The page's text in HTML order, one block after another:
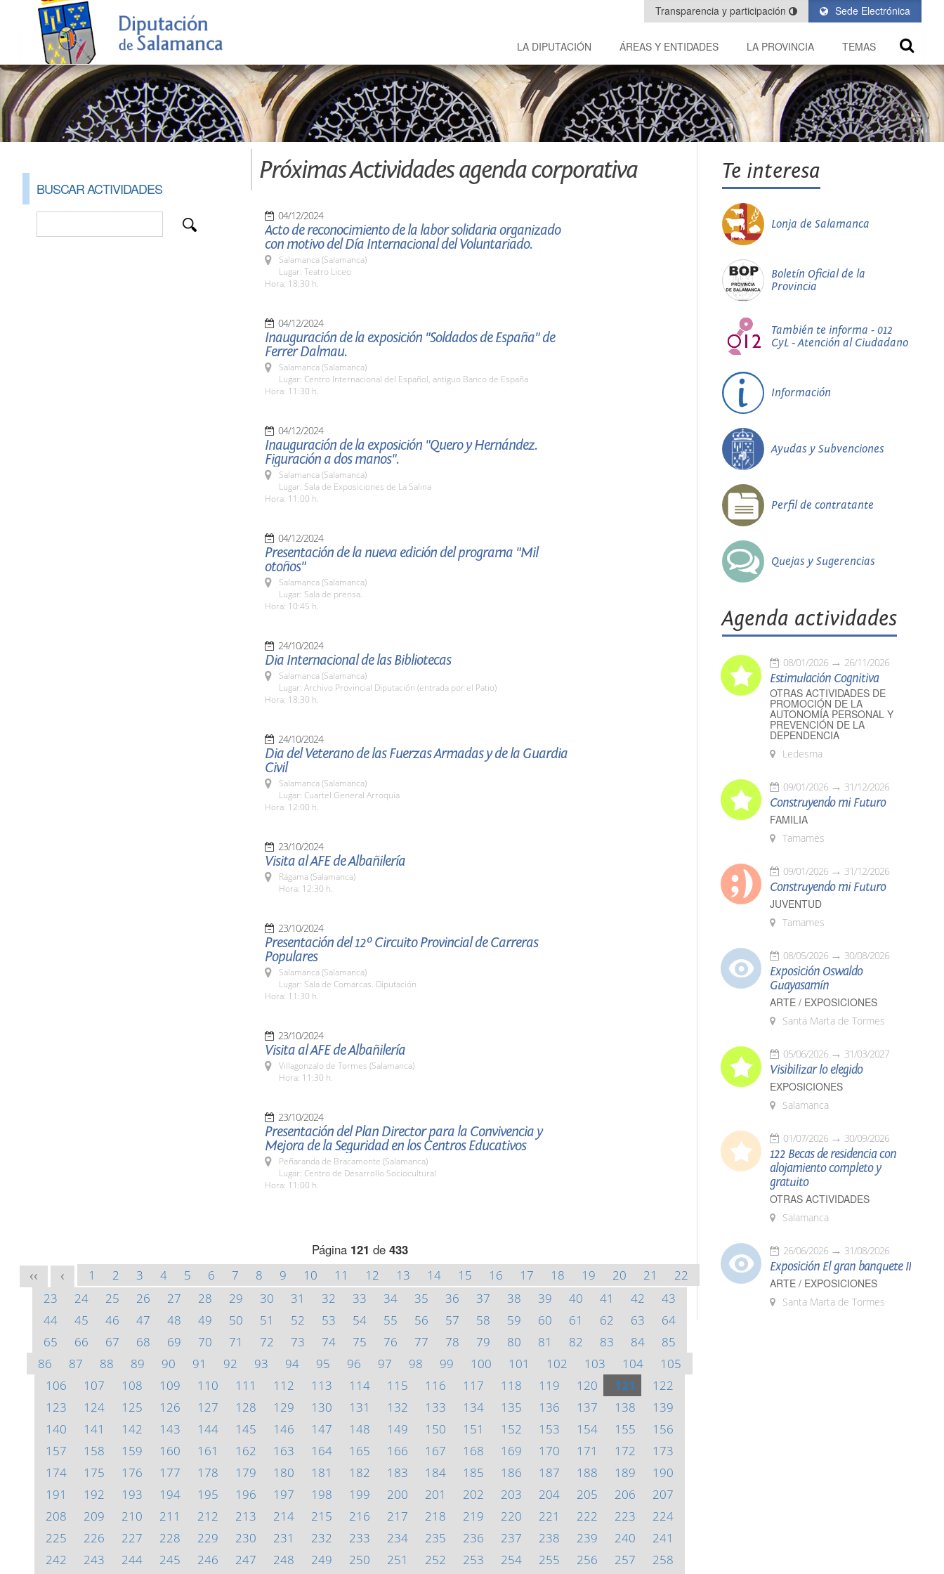
Sede Electrónica
Transparencia y participación
LA DIPUTACIÓN ÁREAS Y ENTIDADES LA PROVINCIA TEMAS
BUSCAR ACTIVIDADES
Próximas Actividades agenda corporativa
04/12/2024
Acto de reconocimiento de la labor solidaria organizado
con motivo del Día Internacional del Voluntariado.
Salamanca (Salamanca)
Lugar: Teatro Liceo
Hora: 18:30 h.
04/12/2024
Inauguración de la exposición "Soldados de España" de
Ferrer Dalmau.
Salamanca (Salamanca)
Lugar: Centro Internacional del Español, antiguo Banco de España
Hora: 11:30 h.
04/12/2024
Inauguración de la exposición "Quero y Hernández.
Figuración a dos manos".
Salamanca (Salamanca)
Lugar: Sala de Exposiciones de La Salina
Hora: 11:00 h.
04/12/2024
Presentación de la nueva edición del programa "Mil
otoños"
Salamanca (Salamanca)
Lugar: Sala de prensa.
Hora: 10:45 h.
24/10/2024
Dia Internacional de las Bibliotecas
Salamanca (Salamanca)
Lugar: Archivo Provincial Diputación (entrada por el Patio)
Hora: 18:30 h.
24/10/2024
Dia del Veterano de las Fuerzas Armadas y de la Guardia
Civil
Salamanca (Salamanca)
Lugar: Cuartel General Arroquia
Hora: 12:00 h.
23/10/2024
Visita al AFE de Albañilería
Rágama (Salamanca)
Hora: 12:30 h.
23/10/2024
Presentación del 12º Circuito Provincial de Carreras
Populares
Salamanca (Salamanca)
Lugar: Sala de Comarcas. Diputación
Hora: 11:30 h.
23/10/2024
Visita al AFE de Albañilería
Villagonzalo de Tormes (Salamanca)
Hora: 11:30 h.
23/10/2024
Presentación del Plan Director para la Convivencia y
Mejora de la Seguridad en los Centros Educativos
Peñaranda de Bracamonte (Salamanca)
Lugar: Centro de Desarrollo Sociocultural
Hora: 11:00 h.
Página 121 de 433
<< < 1 2 3 4 5 6 7 8 9 10 11 12 13 14 15 16 17 18 19 20 21
22
23
24 25 26 27 28 29 30 31 32 33 34 35 36 37 38 39 40 41 42
43
44
45 46 47 48 49 50 51 52 53 54 55 56 57 58 59 60 61 62 63
64
65
66 67 68 69 70 71 72 73 74 75 76 77 78 79 80 81 82 83 84
85
86
87 88 89 90 91 92 93 94 95 96 97 98 99 100 101 102 103 104
105
106
107 108 109 110 111 112 113 114 115 116 117 118 119 120 121
122
123
124 125 126 127 128 129 130 131 132 133 134 135 136 137 138
139
140
141 142 143 144 145 146 147 148 149 150 151 152 153 154 155
156
157
158 159 160 161 162 163 164 165 166 167 168 169 170 171 172
173
174
175 176 177 178 179 180 181 182 183 184 185 186 187 188 189
190
191
192 193 194 195 196 197 198 199 200 201 202 203 204 205 206
207
208
209 210 211 212 213 214 215 216 217 218 219 220 221 222 223
224
225
226 227 228 229 230 231 232 233 234 235 236 237 238 239 240
241
242
243 244 245 246 247 248 249 250 251 252 253 254 255 256 257
258
Te interesa
Lonja de Salamanca
Boletín Oficial de la
Provincia
También te informa - 012
CyL - Atención al Ciudadano
Información
Ayudas y Subvenciones
Perfil de contratante
Quejas y Sugerencias
Agenda actividades
08/01/2026 26/11/2026
Estimulación Cognitiva
OTRAS ACTIVIDADES DE
PROMOCIÓN DE LA
AUTONOMÍA PERSONAL Y
PREVENCIÓN DE LA
DEPENDENCIA
Ledesma
09/01/2026 31/12/2026
Construyendo mi Futuro
FAMILIA
Tamames
09/01/2026 31/12/2026
Construyendo mi Futuro
JUVENTUD
Tamames
08/05/2026 30/08/2026
Exposición Oswaldo
Guayasamín
ARTE / EXPOSICIONES
Santa Marta de Tormes
05/06/2026 31/03/2027
Visibilizar lo elegido
EXPOSICIONES
Salamanca
01/07/2026 30/09/2026
122 Becas de residencia con
alojamiento completo y
gratuito
OTRAS ACTIVIDADES
Salamanca
26/06/2026 31/08/2026
Exposición El gran banquete II
ARTE / EXPOSICIONES
Santa Marta de Tormes